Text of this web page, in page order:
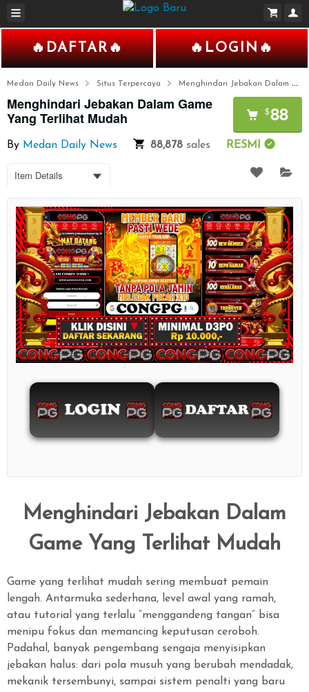
🔥DAFTAR🔥 🔥LOGIN🔥
Medan Daily News Situs Terpercaya Menghindari Jebakan Dalam Game Yang Terlihat Mudah
Menghindari Jebakan Dalam Game
Yang Terlihat Mudah
$88
By Medan Daily News 88,878 sales RESMI
Item Details
Show More
Menghindari Jebakan Dalam
Game Yang Terlihat Mudah
Game yang terlihat mudah sering membuat pemain
lengah. Antarmuka sederhana, level awal yang ramah,
atau tutorial yang terlalu “menggandeng tangan” bisa
menipu fokus dan memancing keputusan ceroboh.
Padahal, banyak pengembang sengaja menyisipkan
jebakan halus: dari pola musuh yang berubah mendadak,
mekanik tersembunyi, sampai sistem penalti yang baru